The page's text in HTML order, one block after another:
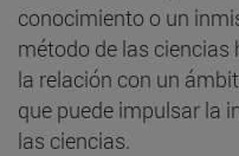
conocimiento o un
método de las ciencias
la relación con un
que puede impulsar la
las ciencias.